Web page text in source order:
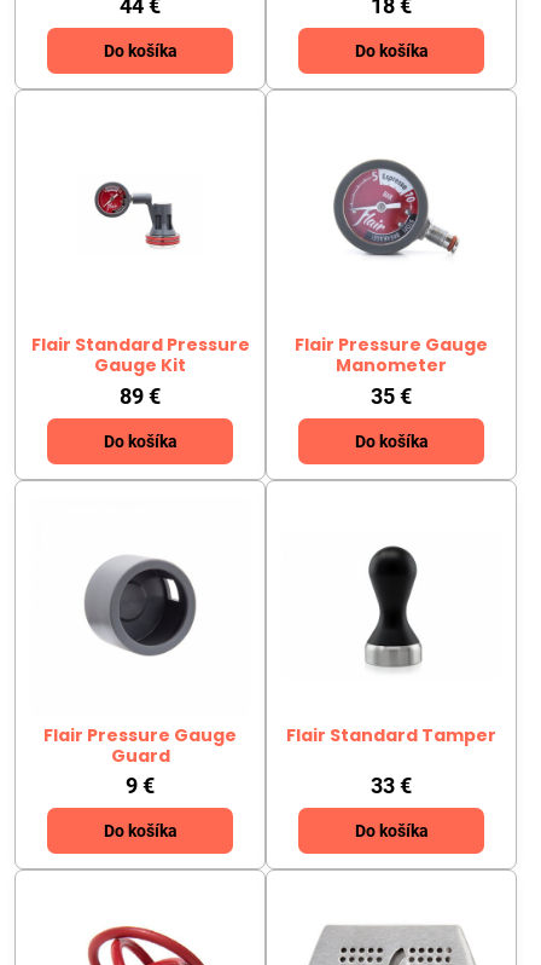
44 €
Do košíka
18 €
Do košíka
Flair Standard Pressure
Gauge Kit
89 €
Do košíka
Flair Pressure Gauge
Manometer
35 €
Do košíka
Flair Pressure Gauge
Guard
9 €
Do košíka
Flair Standard Tamper
33 €
Do košíka